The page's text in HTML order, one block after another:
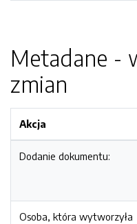
Metadane -
zmian
Akcja
Dodanie dokumentu:
Osoba, która wytworzyła